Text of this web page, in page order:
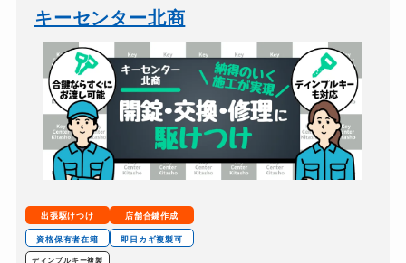
玄関カギ交換
車カギ開け 別途お見積り
バイクカギ開け 別途お見積り
バイクカギ作成 別途お見積り
スーツケースカギ開け 別途お見積り
スーツケースカギ作成 別途お見積り
金庫カギ開け
金庫カギ修理
キーセンター北商
出張駆けつけ 店舗合鍵作成
資格保有者在籍 即日カギ複製可
ディンプルキー複製